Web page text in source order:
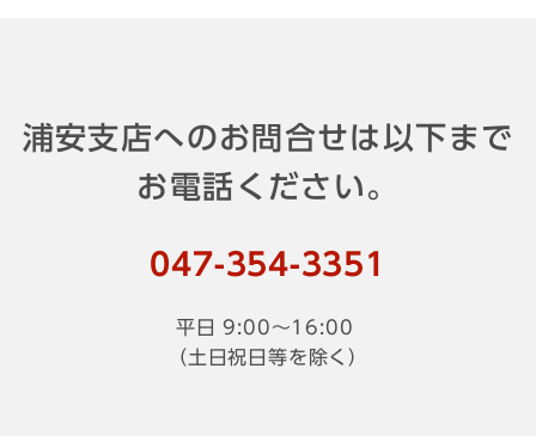
浦安支店へのお問合せは以下まで
お電話ください。
047-354-3351
平日 9:00～16:00
（土日祝日等を除く）